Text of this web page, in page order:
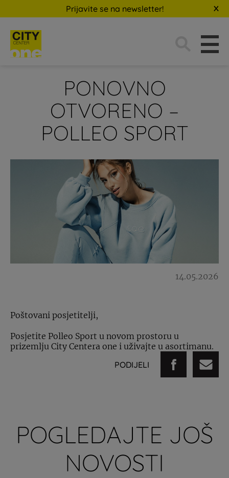
Prijavite se na newsletter!
PONOVNO
OTVORENO –
POLLEO SPORT
14.05.2026
Poštovani posjetitelji,
Posjetite Polleo Sport u novom prostoru u
prizemlju City Centera one i uživajte u asortimanu.
PODIJELI
POGLEDAJTE JOŠ
NOVOSTI